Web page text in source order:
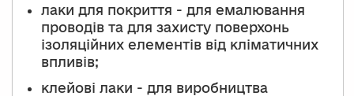
лаки для покриття - для емалювання
проводів та для захисту поверхонь
ізоляційних елементів від кліматичних
впливів;
клейові лаки - для виробництва